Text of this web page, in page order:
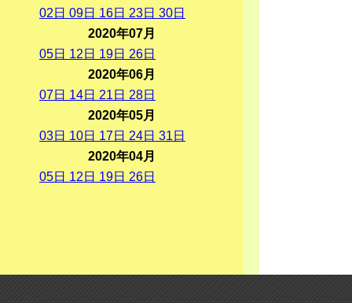
02 日 09日 16日 23日 30日
2020年07月
05日 12 日 19日 26日
2020年06月
07日 14日 21 日 28日
2020年05月
03日 10日 17日 24日 31 日
2020年04月
05日 12 日 19日 26日